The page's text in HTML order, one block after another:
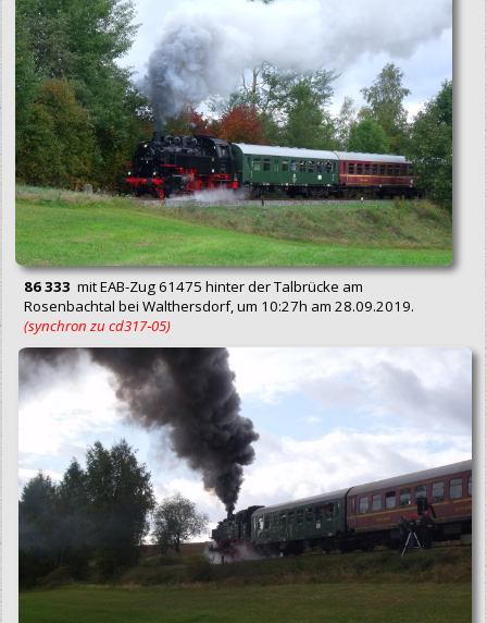
86 333 mit EAB-Zug 61475 hinter der Talbrücke am
Rosenbachtal bei Walthersdorf, um 10:27h am 28.09.2019.
(synchron zu cd317‑05)